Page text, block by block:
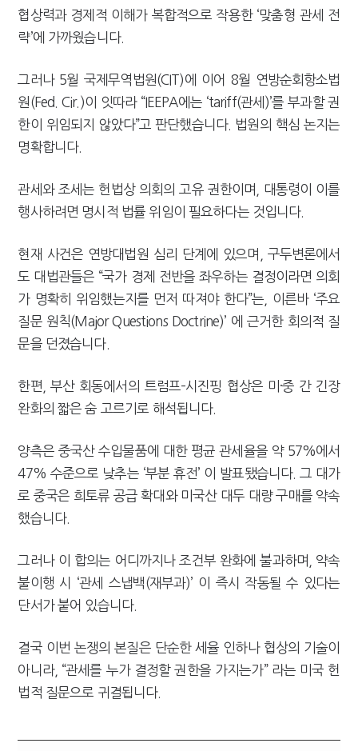
협상력과 경제적 이해가 복합적으로 작용한 ‘맞춤형 관세 전
략’에 가까웠습니다.
그러나 5월 국제무역법원(CIT)에 이어 8월 연방순회항소법
원(Fed. Cir.)이 잇따라 “IEEPA에는 ‘tariff(관세)’를 부과할 권
한이 위임되지 않았다”고 판단했습니다. 법원의 핵심 논지는
명확합니다.
관세와 조세는 헌법상 의회의 고유 권한이며, 대통령이 이를
행사하려면 명시적 법률 위임이 필요하다는 것입니다.
현재 사건은 연방대법원 심리 단계에 있으며, 구두변론에서
도 대법관들은 “국가 경제 전반을 좌우하는 결정이라면 의회
가 명확히 위임했는지를 먼저 따져야 한다”는, 이른바 ‘주요
질문 원칙(Major Questions Doctrine)’ 에 근거한 회의적 질
문을 던졌습니다.
한편, 부산 회동에서의 트럼프–시진핑 협상은 미·중 간 긴장
완화의 짧은 숨 고르기로 해석됩니다.
양측은 중국산 수입물품에 대한 평균 관세율을 약 57%에서
47% 수준으로 낮추는 ‘부분 휴전’ 이 발표됐습니다. 그 대가
로 중국은 희토류 공급 확대와 미국산 대두 대량 구매를 약속
했습니다.
그러나 이 합의는 어디까지나 조건부 완화에 불과하며, 약속
불이행 시 ‘관세 스냅백(재부과)’ 이 즉시 작동될 수 있다는
단서가 붙어 있습니다.
결국 이번 논쟁의 본질은 단순한 세율 인하나 협상의 기술이
아니라, “관세를 누가 결정할 권한을 가지는가” 라는 미국 헌
법적 질문으로 귀결됩니다.